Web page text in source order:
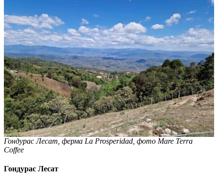
Гондурас Лесат, ферма La Prosperidad, фото Mare Terra
Coffee
Гондурас Лесат